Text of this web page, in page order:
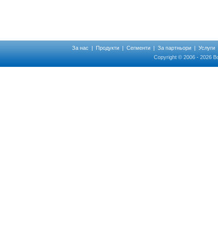
За нас | Продукти| Сегменти| За партньори| Услуги
Copyright © 2006 - 2026